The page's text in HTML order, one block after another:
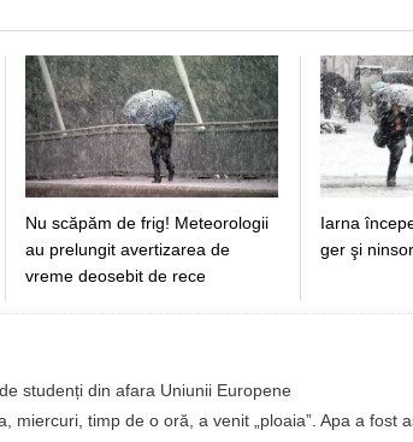
Nu scăpăm de frig! Meteorologii
au prelungit avertizarea de
vreme deosebit de rece
Iarna
ger şi
studenți din afara Uniunii Europene
miercuri, timp de o oră, a venit „ploaia”. Apa a fost